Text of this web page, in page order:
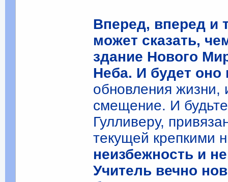
Вперед, вперед и
может сказать,
здание Нового
Неба. И будет
обновления жизни,
смещение. И
Гулливеру,
текущей
неизбежность и
Учитель вечно